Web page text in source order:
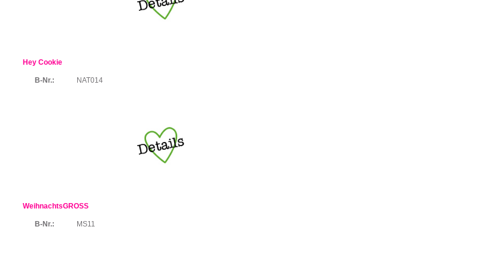
Hey Cookie
B-Nr.: NAT014
WeihnachtsGROSS
B-Nr.: MS11